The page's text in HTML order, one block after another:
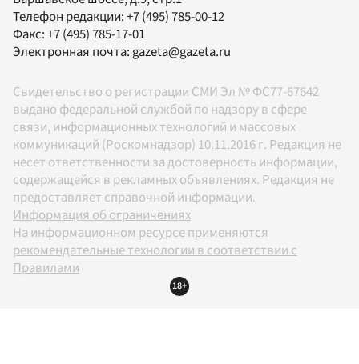
Телефон редакции:+7 (495) 785-00-12
Факс:+7 (495) 785-17-01
Электронная почта: gazeta@gazeta.ru
Свидетельство о регистрации СМИ Эл № ФС77-67642
выдано федеральной службой по надзору в сфере
связи, информационных технологий и массовых
коммуникаций (Роскомнадзор) 10.11.2016 г. Редакция не
несет ответственности за достоверность информации,
содержащейся в рекламных объявлениях. Редакция не
предоставляет справочной информации.
Информация об ограничениях
На информационном ресурсе применяются
рекомендательные технологии в соответствии с
Правилами
18+